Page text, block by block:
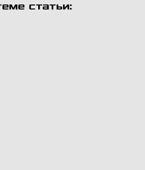
статьи: